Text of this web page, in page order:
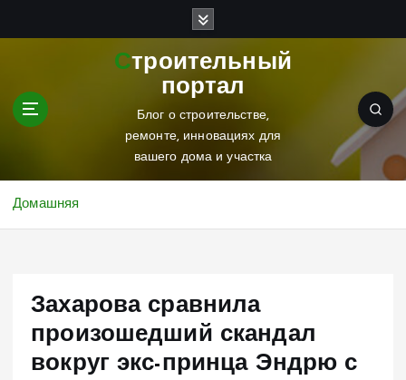
Строительный
портал
Блог о строительстве,
ремонте, инновациях для
вашего дома и участка
Домашняя
Захарова сравнила
произошедший скандал
вокруг экс-принца Эндрю с